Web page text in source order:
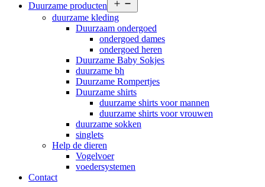
Duurzame producten
menu
duurzame kleding
Duurzaam ondergoed
ondergoed dames
ondergoed heren
Duurzame Baby Sokjes
duurzame bh
Duurzame Rompertjes
Duurzame shirts
duurzame shirts voor mannen
duurzame shirts voor vrouwen
duurzame sokken
singlets
Help de dieren
Vogelvoer
voedersystemen
Contact